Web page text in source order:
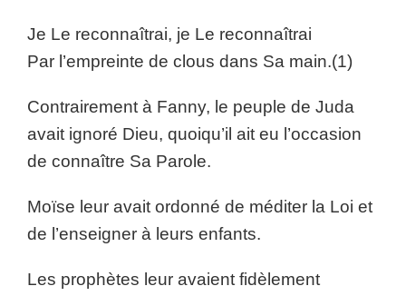
Je Le reconnaîtrai, je Le reconnaîtrai
Par l’empreinte de clous dans Sa main.(1)
Contrairement à Fanny, le peuple de Juda
avait ignoré Dieu, quoiqu’il ait eu l’occasion
de connaître Sa Parole.
Moïse leur avait ordonné de méditer la Loi et
de l’enseigner à leurs enfants.
Les prophètes leur avaient fidèlement